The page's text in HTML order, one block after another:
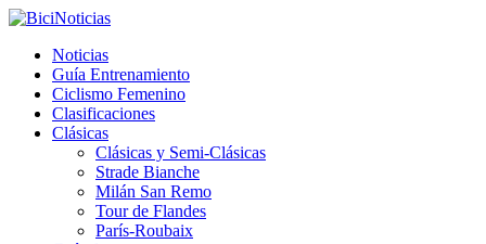
Noticias
Guía Entrenamiento
Ciclismo Femenino
Clasificaciones
Clásicas
Clásicas y Semi-Clásicas
Strade Bianche
Milán San Remo
Tour de Flandes
París-Roubaix